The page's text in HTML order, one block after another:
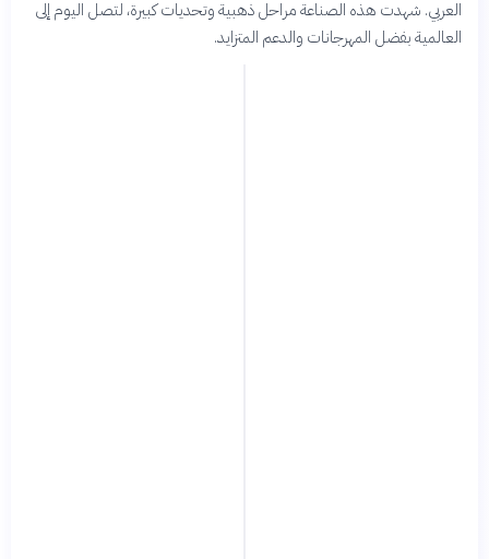
العربي. شهدت هذه الصناعة مراحل ذهبية وتحديات كبيرة، لتصل اليوم إلى
العالمية بفضل المهرجانات والدعم المتزايد.